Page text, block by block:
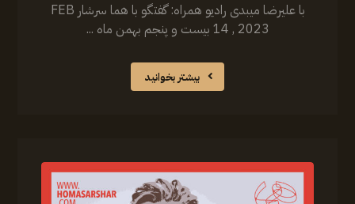
‏‎با علیرضا میبدی رادیو همراه: گفتگو با هما سرشار FEB
14 , 2023 بیست و پنجم بهمن ماه ...
بیشتر بخوانید